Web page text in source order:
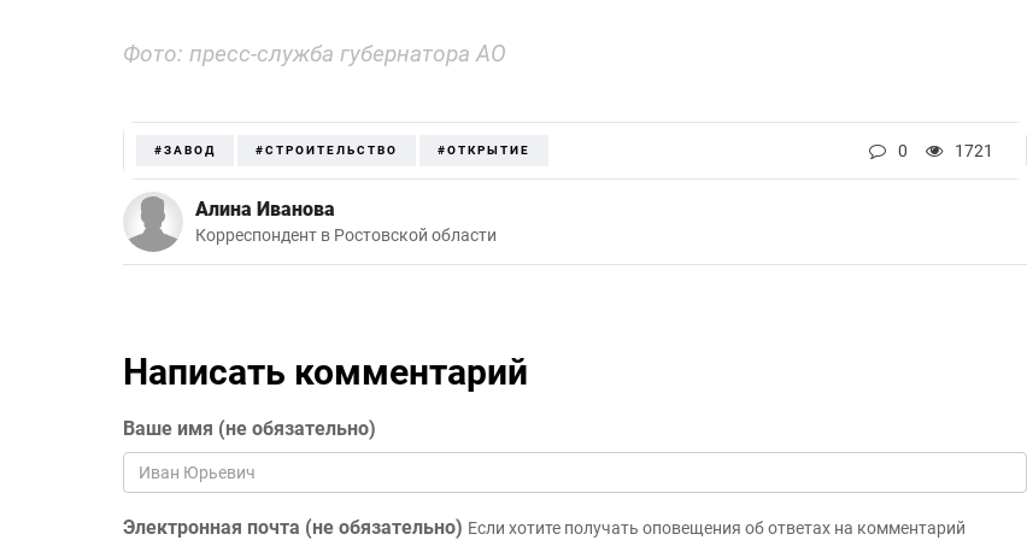
Фото: пресс-служба губернатора АО
#ЗАВОД #СТРОИТЕЛЬСТВО #ОТКРЫТИЕ 0 1721
Алина Иванова
Корреспондент в Ростовской области
Написать комментарий
Ваше имя (не обязательно)
Электронная почта (не обязательно) Если хотите получать оповещения об ответах на комментарий